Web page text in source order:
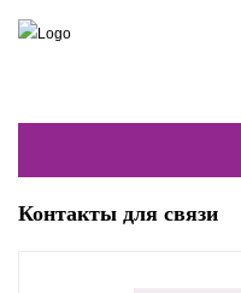
ПОИСК ПО САЙТУ
Контакты для связи